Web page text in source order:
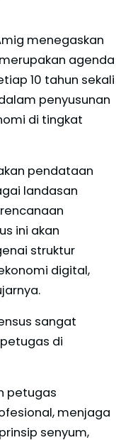
menegaskan
agenda
10 tahun sekali
penyusunan
di tingkat
pendataan
landasan
ini akan
struktur
digital,
sangat
di
petugas
menjaga
senyum,